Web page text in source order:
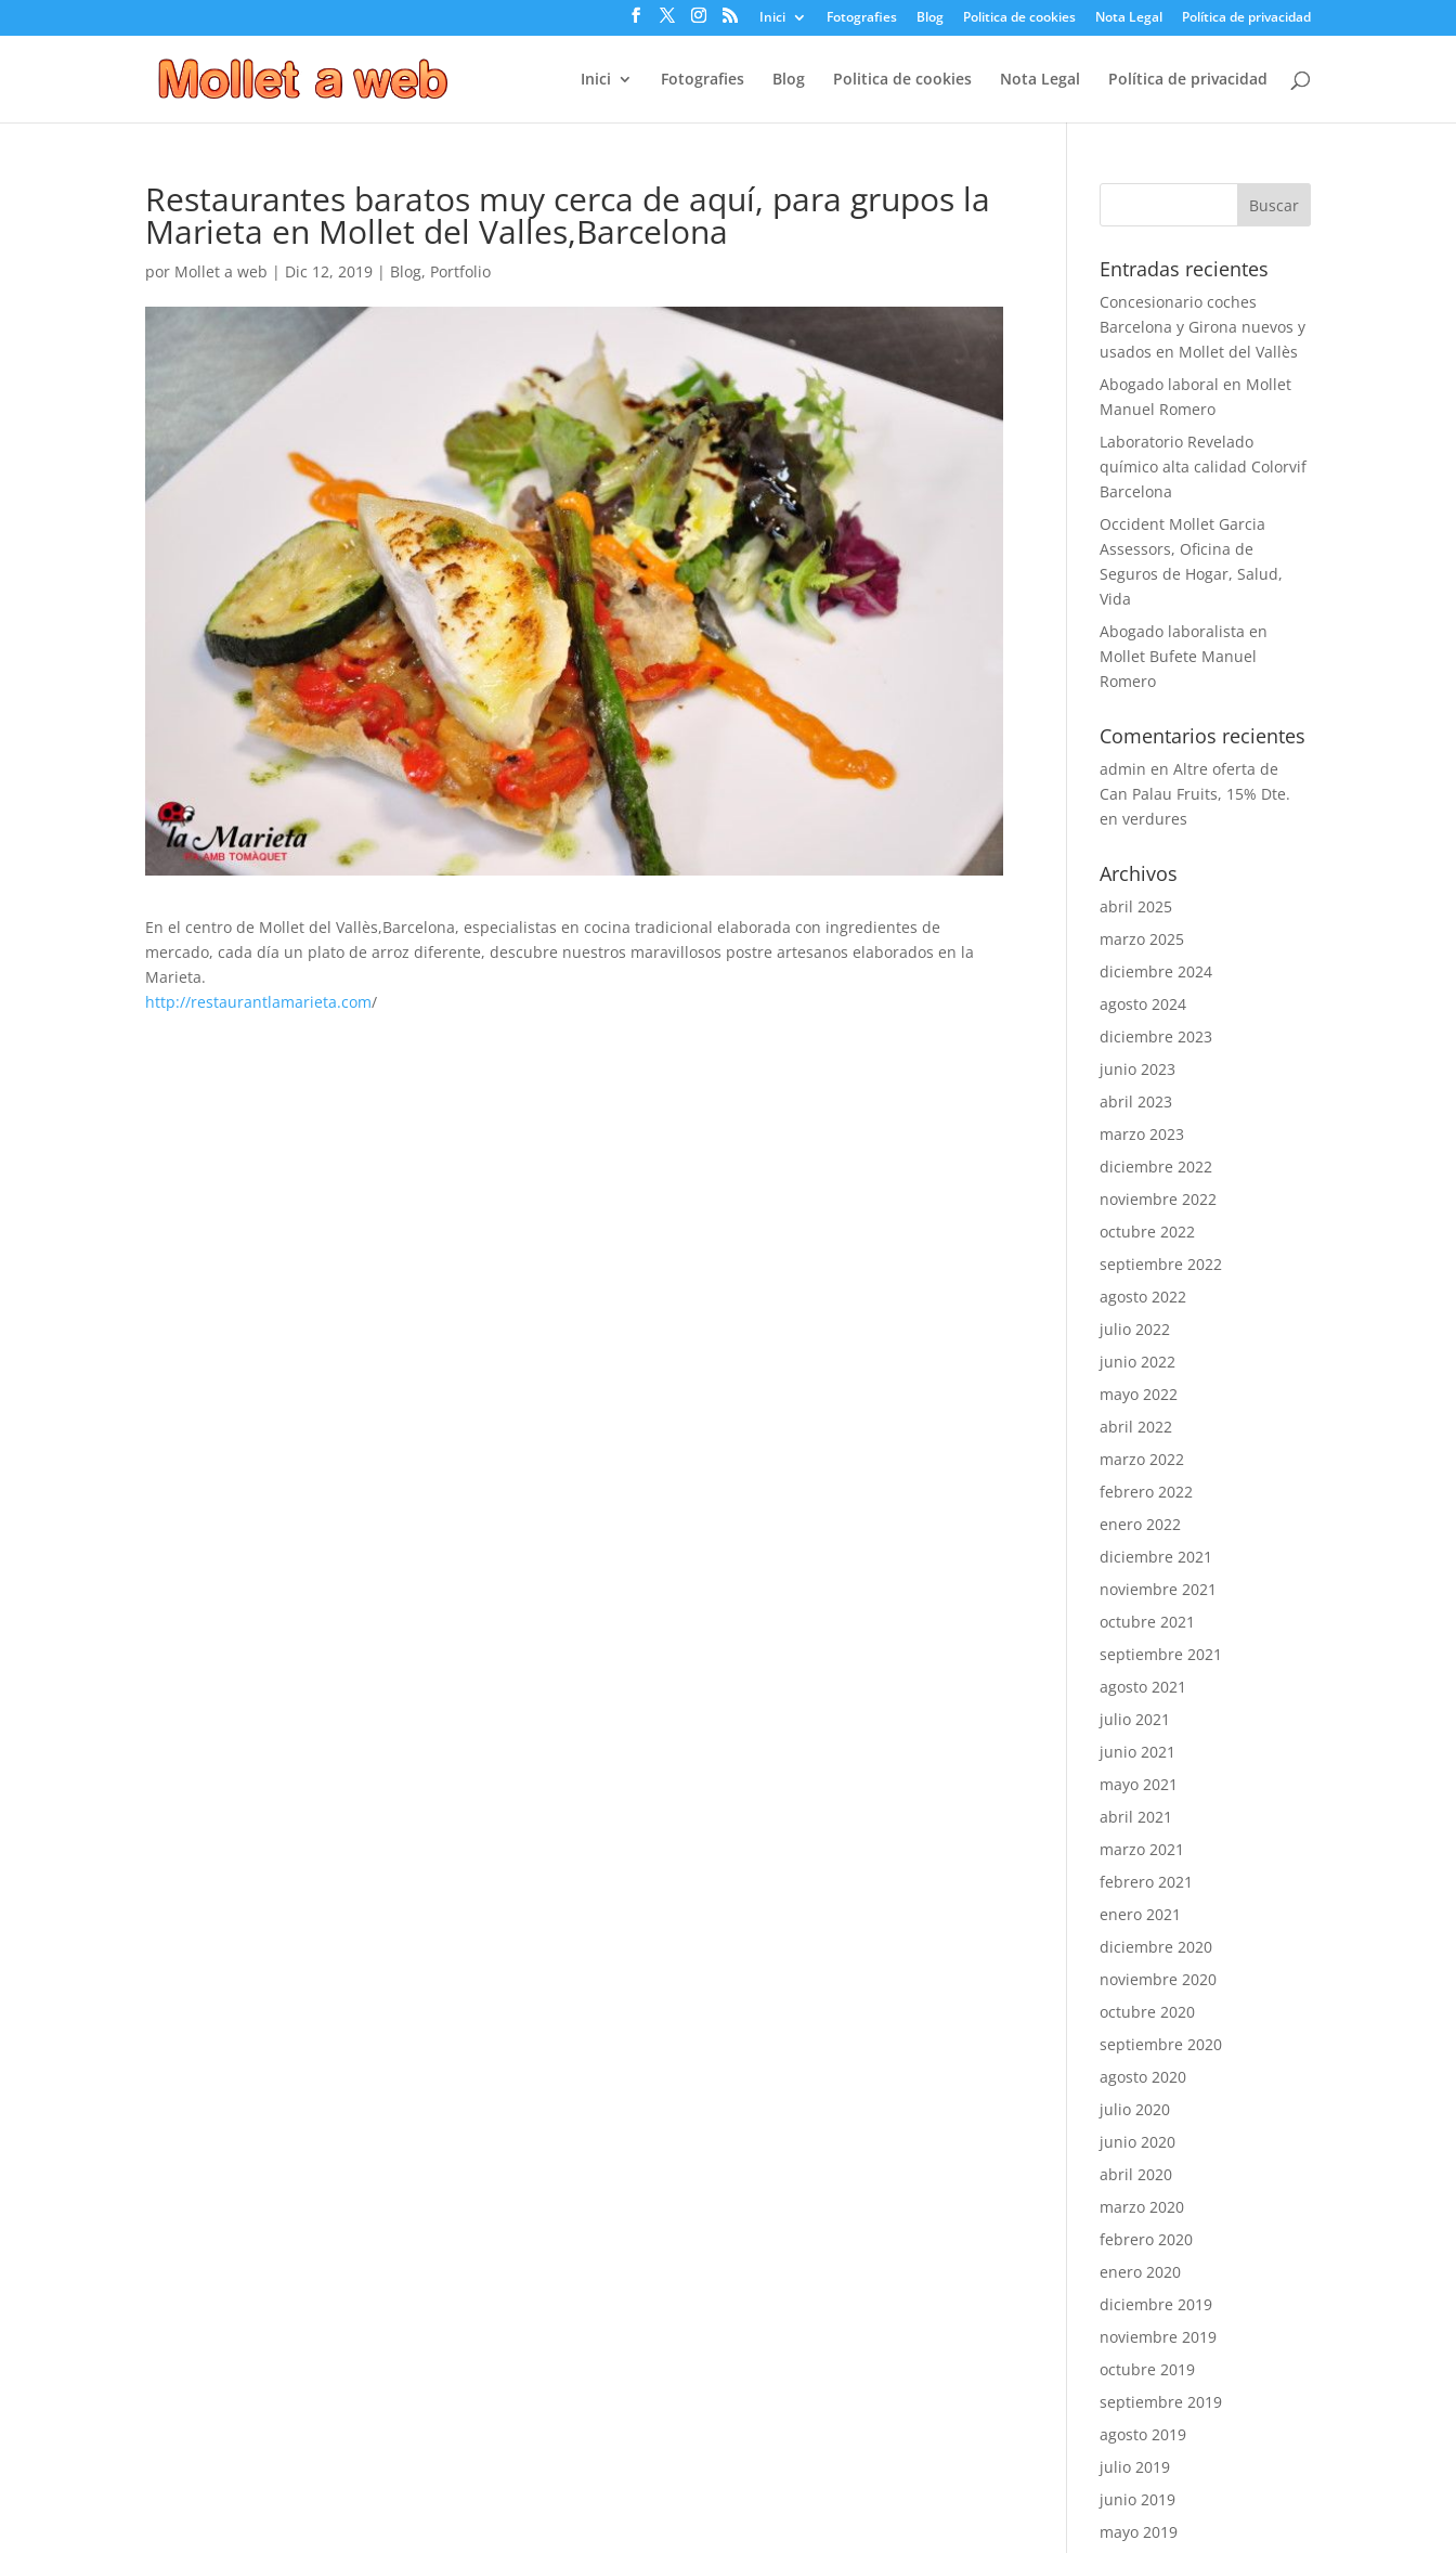
Inici Fotografies Blog Politica de cookies Nota Legal Política de privacidad
Inici Fotografies Blog Politica de cookies Nota Legal Política de privacidad
Restaurantes baratos muy cerca de aquí, para grupos la
Marieta en Mollet del Valles,Barcelona
por Mollet a web | Dic 12, 2019 | Blog, Portfolio
En el centro de Mollet del Vallès,Barcelona, especialistas en cocina tradicional elaborada con ingredientes de
mercado, cada día un plato de arroz diferente, descubre nuestros maravillosos postre artesanos elaborados en la
Marieta.
http://restaurantlamarieta.com/
Entradas recientes
Concesionario coches
Barcelona y Girona nuevos y
usados en Mollet del Vallès
Abogado laboral en Mollet
Manuel Romero
Laboratorio Revelado
químico alta calidad Colorvif
Barcelona
Occident Mollet Garcia
Assessors, Oficina de
Seguros de Hogar, Salud,
Vida
Abogado laboralista en
Mollet Bufete Manuel
Romero
Comentarios recientes
admin enAltre oferta de
Can Palau Fruits, 15% Dte.
en verdures
Archivos
abril 2025
marzo 2025
diciembre 2024
agosto 2024
diciembre 2023
junio 2023
abril 2023
marzo 2023
diciembre 2022
noviembre 2022
octubre 2022
septiembre 2022
agosto 2022
julio 2022
junio 2022
mayo 2022
abril 2022
marzo 2022
febrero 2022
enero 2022
diciembre 2021
noviembre 2021
octubre 2021
septiembre 2021
agosto 2021
julio 2021
junio 2021
mayo 2021
abril 2021
marzo 2021
febrero 2021
enero 2021
diciembre 2020
noviembre 2020
octubre 2020
septiembre 2020
agosto 2020
julio 2020
junio 2020
abril 2020
marzo 2020
febrero 2020
enero 2020
diciembre 2019
noviembre 2019
octubre 2019
septiembre 2019
agosto 2019
julio 2019
junio 2019
mayo 2019